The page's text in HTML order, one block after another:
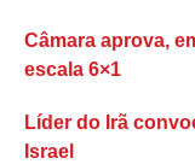
Câmara aprova,
escala 6×1
Líder do Irã
Israel